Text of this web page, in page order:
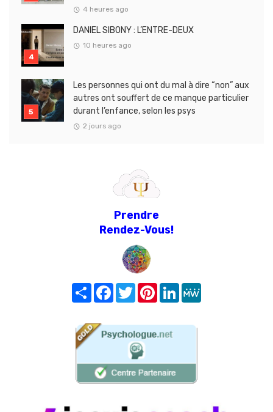
4 heures ago
DANIEL SIBONY : L’ENTRE-DEUX
10 heures ago
Les personnes qui ont du mal à dire “non” aux
autres ont souffert de ce manque particulier
durant l’enfance, selon les psys
2 jours ago
Prendre
Rendez-Vous!
Share FacebookTwitterPinterest
LinkedIn